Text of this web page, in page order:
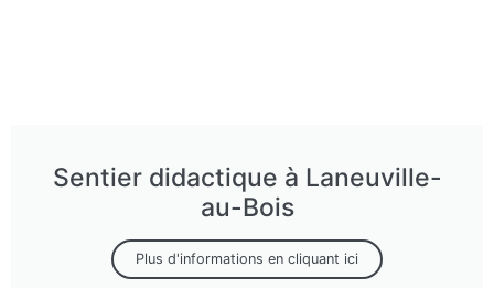
Sentier didactique à Laneuville-
au-Bois
Plus d'informations en cliquant ici